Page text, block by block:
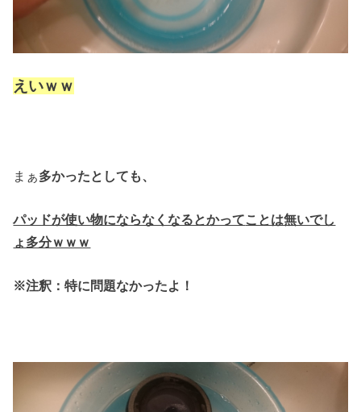
えいｗｗ
まぁ多かったとしても、
パッドが使い物にならなくなるとかってことは無いでし
ょ多分ｗｗｗ
※注釈：特に問題なかったよ！